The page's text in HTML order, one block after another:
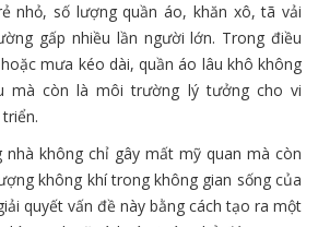
nhỏ, số lượng quần áo, khăn xô, tã vải
gấp nhiều lần người lớn. Trong điều
mưa kéo dài, quần áo lâu khô không
mà còn là môi trường lý tưởng cho vi
nhà không chỉ gây mất mỹ quan mà còn
không khí trong không gian sống của
quyết vấn đề này bằng cách tạo ra một